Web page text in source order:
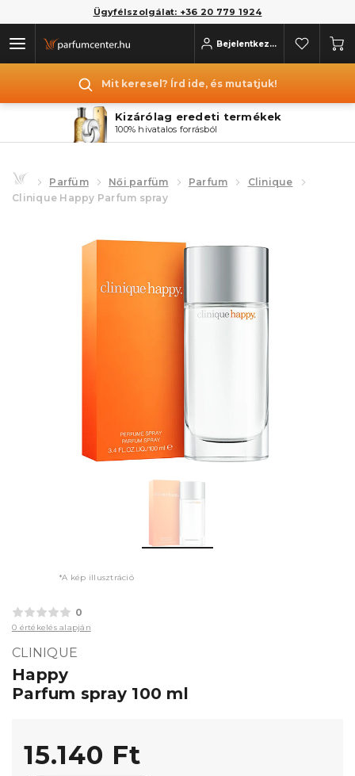
Ügyfélszolgálat: +36 20 779 1924
Bejelentkezés
Mit keresel? Írd ide, és mutatjuk!
Kizárólag eredeti termékek
100% hivatalos forrásból
Parfüm Női parfüm Parfum
Clinique
Clinique Happy Parfum spray
*A kép illusztráció
0
0 értékelés alapján
CLINIQUE
Happy
Parfum spray 100 ml
15.140 Ft